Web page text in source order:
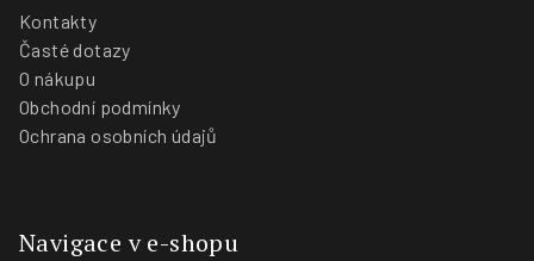
Kontakty
Časté dotazy
O nákupu
Obchodní podmínky
Ochrana osobních údajů
Navigace v e-shopu